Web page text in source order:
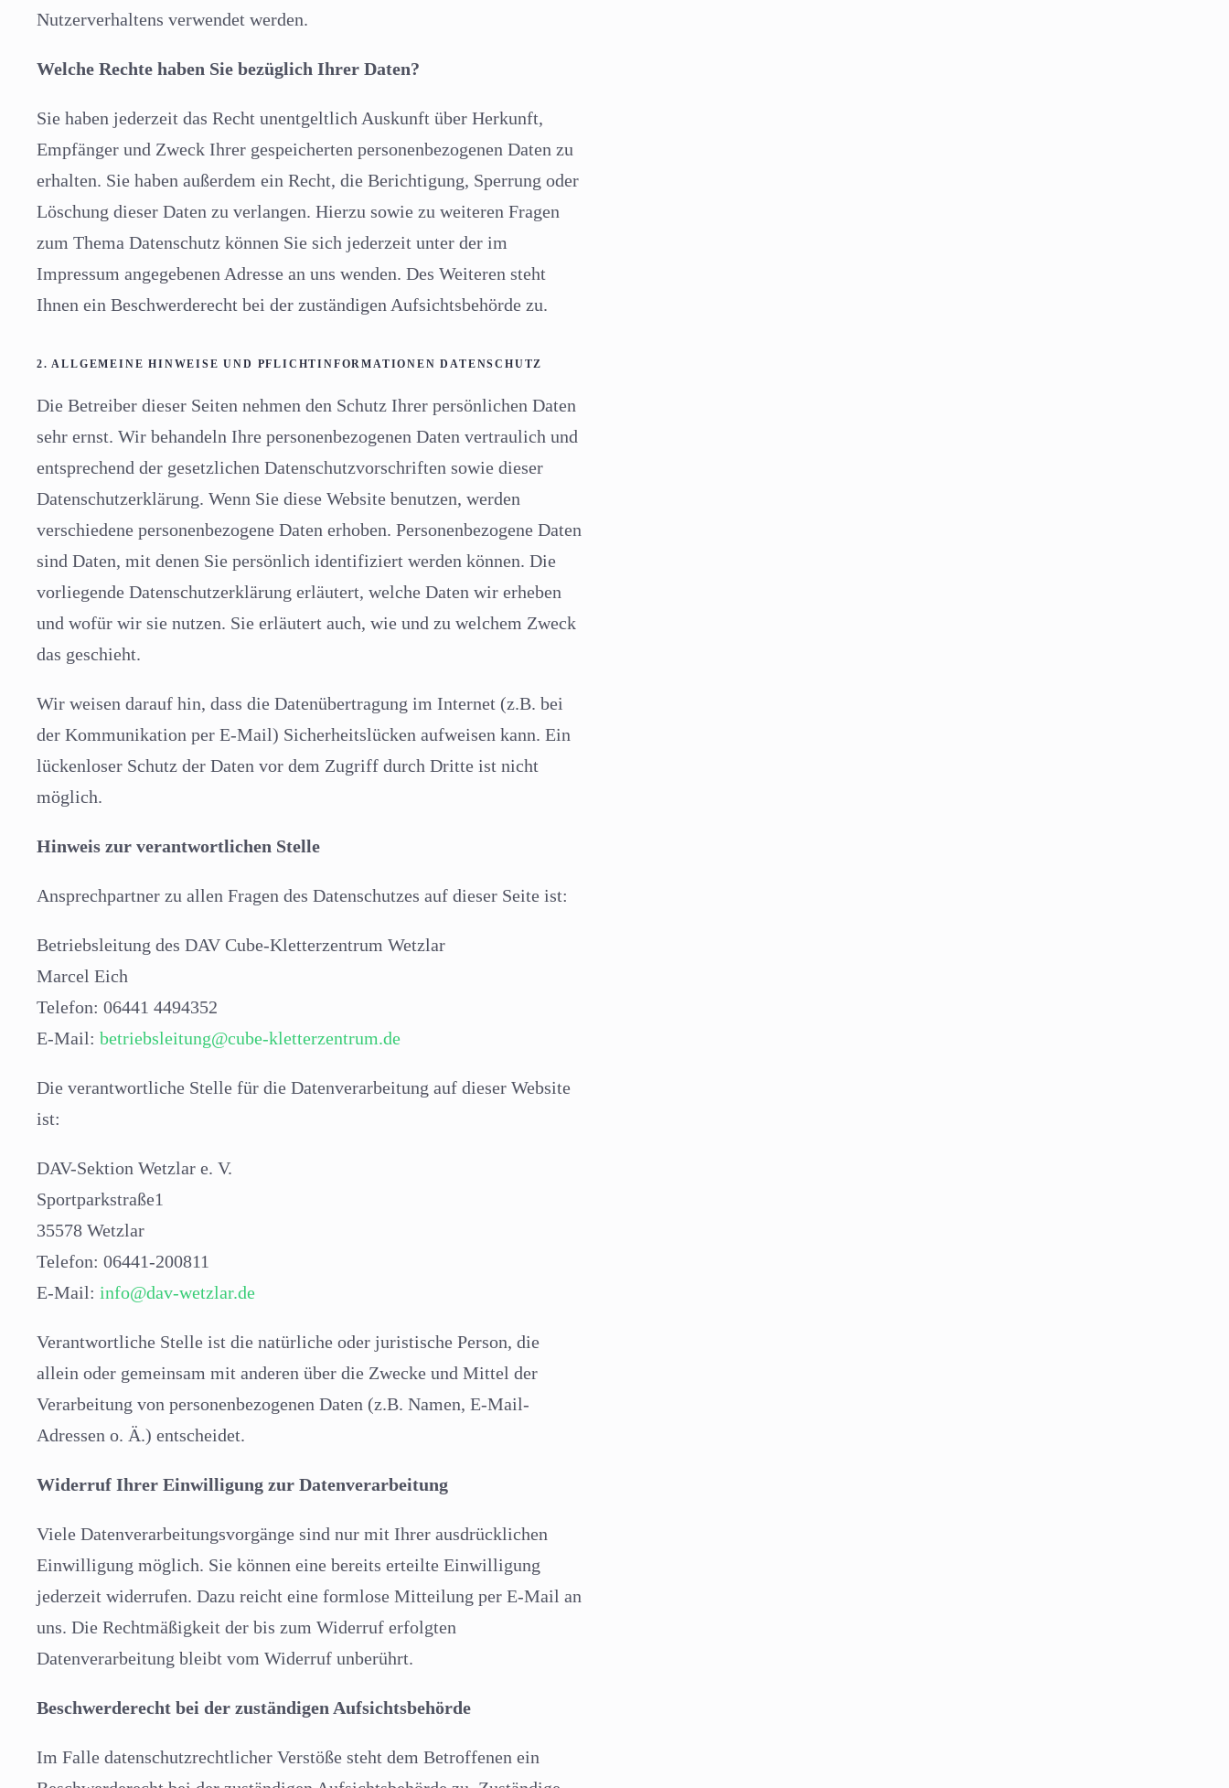
Nutzerverhaltens verwendet werden.
Welche Rechte haben Sie bezüglich Ihrer Daten?
Sie haben jederzeit das Recht unentgeltlich Auskunft über Herkunft,
Empfänger und Zweck Ihrer gespeicherten personenbezogenen Daten zu
erhalten. Sie haben außerdem ein Recht, die Berichtigung, Sperrung oder
Löschung dieser Daten zu verlangen. Hierzu sowie zu weiteren Fragen
zum Thema Datenschutz können Sie sich jederzeit unter der im
Impressum angegebenen Adresse an uns wenden. Des Weiteren steht
Ihnen ein Beschwerderecht bei der zuständigen Aufsichtsbehörde zu.
2. ALLGEMEINE HINWEISE UND PFLICHTINFORMATIONEN DATENSCHUTZ
Die Betreiber dieser Seiten nehmen den Schutz Ihrer persönlichen Daten
sehr ernst. Wir behandeln Ihre personenbezogenen Daten vertraulich und
entsprechend der gesetzlichen Datenschutzvorschriften sowie dieser
Datenschutzerklärung. Wenn Sie diese Website benutzen, werden
verschiedene personenbezogene Daten erhoben. Personenbezogene Daten
sind Daten, mit denen Sie persönlich identifiziert werden können. Die
vorliegende Datenschutzerklärung erläutert, welche Daten wir erheben
und wofür wir sie nutzen. Sie erläutert auch, wie und zu welchem Zweck
das geschieht.
Wir weisen darauf hin, dass die Datenübertragung im Internet (z.B. bei
der Kommunikation per E-Mail) Sicherheitslücken aufweisen kann. Ein
lückenloser Schutz der Daten vor dem Zugriff durch Dritte ist nicht
möglich.
Hinweis zur verantwortlichen Stelle
Ansprechpartner zu allen Fragen des Datenschutzes auf dieser Seite ist:
Betriebsleitung des DAV Cube-Kletterzentrum Wetzlar
Marcel Eich
Telefon: 06441 4494352
E-Mail: betriebsleitung@cube-kletterzentrum.de
Die verantwortliche Stelle für die Datenverarbeitung auf dieser Website
ist:
DAV-Sektion Wetzlar e. V.
Sportparkstraße1
35578 Wetzlar
Telefon: 06441-200811
E-Mail: info@dav-wetzlar.de
Verantwortliche Stelle ist die natürliche oder juristische Person, die
allein oder gemeinsam mit anderen über die Zwecke und Mittel der
Verarbeitung von personenbezogenen Daten (z.B. Namen, E-Mail-
Adressen o. Ä.) entscheidet.
Widerruf Ihrer Einwilligung zur Datenverarbeitung
Viele Datenverarbeitungsvorgänge sind nur mit Ihrer ausdrücklichen
Einwilligung möglich. Sie können eine bereits erteilte Einwilligung
jederzeit widerrufen. Dazu reicht eine formlose Mitteilung per E-Mail an
uns. Die Rechtmäßigkeit der bis zum Widerruf erfolgten
Datenverarbeitung bleibt vom Widerruf unberührt.
Beschwerderecht bei der zuständigen Aufsichtsbehörde
Im Falle datenschutzrechtlicher Verstöße steht dem Betroffenen ein